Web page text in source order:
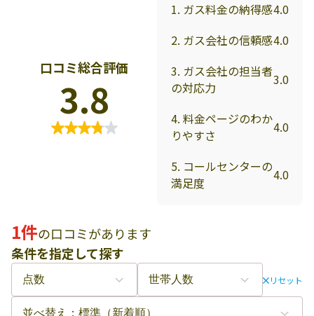
口コミ総合評価
3.8
1. ガス料金の納得感4.0
2. ガス会社の信頼感4.0
3. ガス会社の担当者
の対応力
3.0
4. 料金ページのわか
りやすさ
4.0
5. コールセンターの
満足度
4.0
1件の口コミがあります
条件を指定して探す
リセット